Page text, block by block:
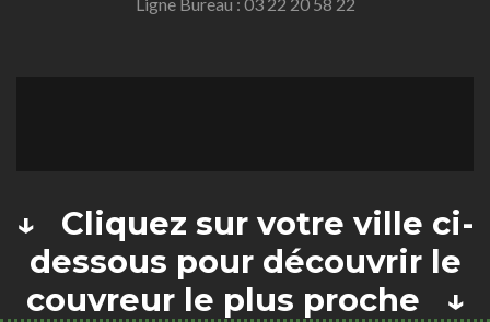
↓ Cliquez sur votre ville ci-
dessous pour découvrir le
couvreur le plus proche ↓